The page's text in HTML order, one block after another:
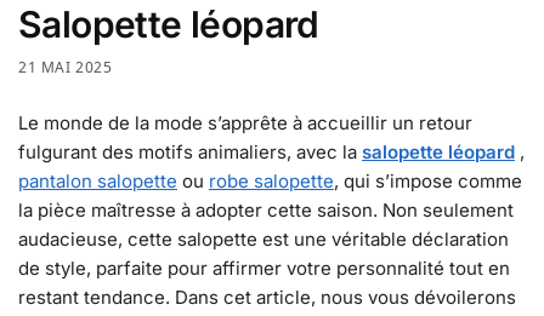
Salopette léopard
21 MAI 2025
Le monde de la mode s’apprête à accueillir un retour
fulgurant des motifs animaliers, avec la salopette léopard ,
pantalon salopette ou robe salopette, qui s’impose comme
la pièce maîtresse à adopter cette saison. Non seulement
audacieuse, cette salopette est une véritable déclaration
de style, parfaite pour affirmer votre personnalité tout en
restant tendance. Dans cet article, nous vous dévoilerons